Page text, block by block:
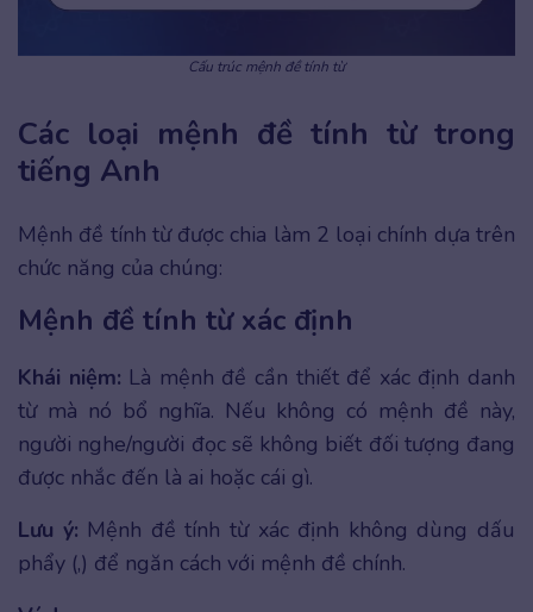
Cấu trúc mệnh đề tính từ
Các loại mệnh đề tính từ trong
tiếng Anh
Mệnh đề tính từ được chia làm 2 loại chính dựa trên
chức năng của chúng:
Mệnh đề tính từ xác định
Khái niệm: Là mệnh đề cần thiết để xác định danh
từ mà nó bổ nghĩa. Nếu không có mệnh đề này,
người nghe/người đọc sẽ không biết đối tượng đang
được nhắc đến là ai hoặc cái gì.
Lưu ý: Mệnh đề tính từ xác định không dùng dấu
phẩy (,) để ngăn cách với mệnh đề chính.